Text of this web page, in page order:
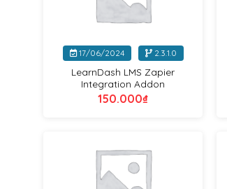
17/06/2024 2.3.1.0
LearnDash LMS Zapier
Integration Addon
150.000₫